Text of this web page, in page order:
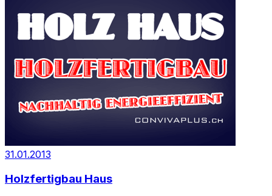
31.01.2013
Holzfertigbau Haus